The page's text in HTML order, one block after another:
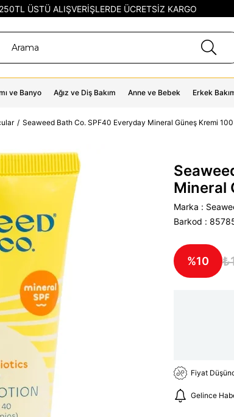
250TL ÜSTÜ ALIŞVERİŞLERDE ÜCRETSİZ KARGO
ve Banyo Ağız ve Diş Bakım Anne ve Bebek Erkek
Seaweed Bath Co. SPF40 Everyday Mineral Güneş Kremi
Mineral
Marka :
Barkod :
10
Fiyat
Gelince